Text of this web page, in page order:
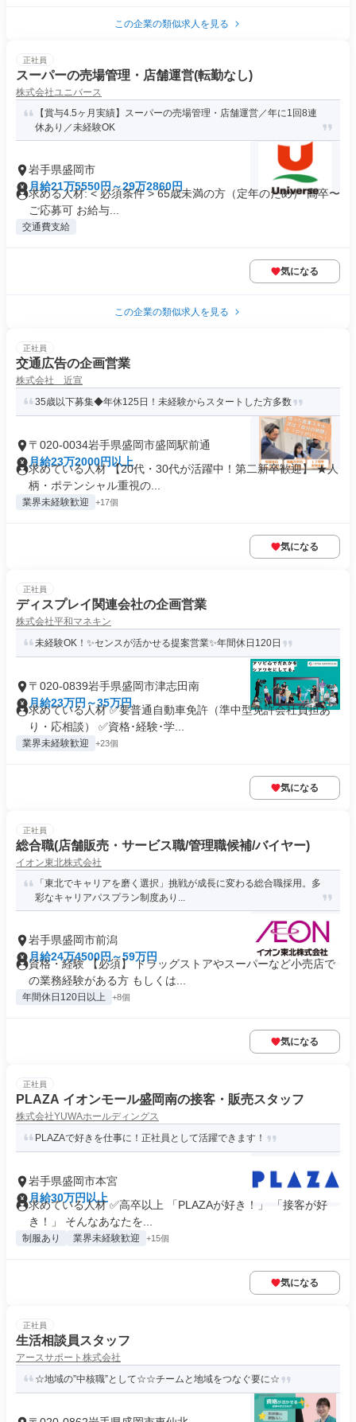
この企業の類似求人を見る
正社員
スーパーの売場管理・店舗運営(転勤なし)
株式会社ユニバース
【賞与4.5ヶ月実績】スーパーの売場管理・店舗運営／年に1回8連
休あり／未経験OK
岩手県盛岡市
月給21万5550円～29万2860円
求める人材: < 必須条件 > 65歳未満の方（定年のため） 高卒〜
ご応募可 お給与...
交通費支給
気になる
この企業の類似求人を見る
正社員
交通広告の企画営業
株式会社 近宣
35歳以下募集◆年休125日！未経験からスタートした方多数
〒020-0034岩手県盛岡市盛岡駅前通
月給23万2000円以上
求めている人材 【20代・30代が活躍中！第二新卒歓迎】 ★人
柄・ポテンシャル重視の...
業界未経験歓迎 +17個
気になる
正社員
ディスプレイ関連会社の企画営業
株式会社平和マネキン
未経験OK！✨センスが活かせる提案営業✨年間休日120日
〒020-0839岩手県盛岡市津志田南
月給23万円～35万円
求めている人材 ✅要普通自動車免許（準中型免許会社負担あ
り・応相談） ✅資格･経験･学...
業界未経験歓迎 +23個
気になる
正社員
総合職(店舗販売・サービス職/管理職候補/バイヤー)
イオン東北株式会社
「東北でキャリアを磨く選択」挑戦が成長に変わる総合職採用。多
彩なキャリアパスプラン制度あり...
岩手県盛岡市前潟
月給24万4500円～59万円
資格・経験 【必須】 ドラッグストアやスーパーなど小売店で
の業務経験がある方 もしくは...
年間休日120日以上 +8個
気になる
正社員
PLAZA イオンモール盛岡南の接客・販売スタッフ
株式会社YUWAホールディングス
PLAZAで好きを仕事に！正社員として活躍できます！
岩手県盛岡市本宮
月給30万円以上
求めている人材 ✅高卒以上 「PLAZAが好き！」 「接客が好
き！」 そんなあなたを...
制服あり 業界未経験歓迎 +15個
気になる
正社員
生活相談員スタッフ
アースサポート株式会社
☆地域の”中核職”として☆☆チームと地域をつなぐ要に☆